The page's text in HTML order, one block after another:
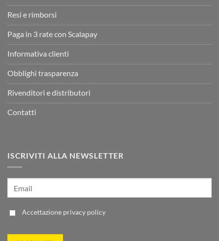
Resi e rimborsi
Paga in 3 rate con Scalapay
Informativa clienti
Obblighi trasparenza
Rivenditori e distributori
Contatti
ISCRIVITI ALLA NEWSLETTER
Accettazione privacy policy